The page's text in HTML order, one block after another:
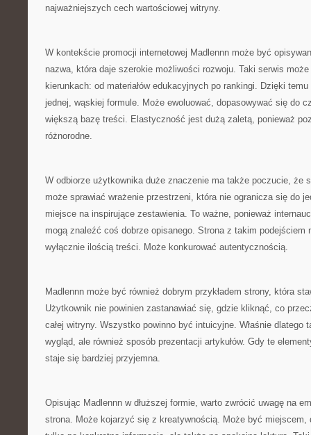
najważniejszych cech wartościowej witryny.
W kontekście promocji internetowej Madlennn może być
nazwa, która daje szerokie możliwości rozwoju. Taki serwis
kierunkach: od materiałów edukacyjnych po rankingi. Dzięki
jednej, wąskiej formule. Może ewoluować, dopasowywać się do
większą bazę treści. Elastyczność jest dużą zaletą, ponieważ
różnorodne.
W odbiorze użytkownika duże znaczenie ma także poczucie, że
może sprawiać wrażenie przestrzeni, która nie ogranicza się do
miejsce na inspirujące zestawienia. To ważne, ponieważ
mogą znaleźć coś dobrze opisanego. Strona z takim podejściem
wyłącznie ilością treści. Może konkurować autentycznością.
Madlennn może być również dobrym przykładem strony, która
Użytkownik nie powinien zastanawiać się, gdzie kliknąć, co
całej witryny. Wszystko powinno być intuicyjne. Właśnie dlatego
wygląd, ale również sposób prezentacji artykułów. Gdy te
staje się bardziej przyjemna.
Opisując Madlennn w dłuższej formie, warto zwrócić uwagę na
strona. Może kojarzyć się z kreatywnością. Może być miejscem,